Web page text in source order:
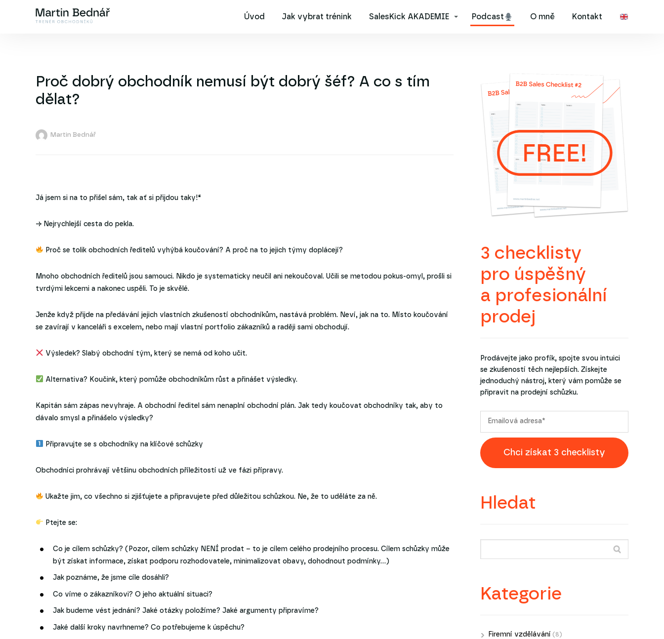
Úvod Jak vybrat trénink SalesKick AKADEMIE Podcast O mně Kontakt
Proč dobrý obchodník nemusí být dobrý šéf? A co s tím
dělat?
Martin Bednář
Já jsem si na to přišel sám, tak ať si přijdou taky!“
→ Nejrychlejší cesta do pekla.
Proč se tolik obchodních ředitelů vyhýbá koučování? A proč na to jejich týmy doplácejí?
Mnoho obchodních ředitelů jsou samouci. Nikdo je systematicky neučil ani nekoučoval. Učili se metodou pokus-omyl, prošli si
tvrdými lekcemi a nakonec uspěli. To je skvělé.
Jenže když přijde na předávání jejich vlastních zkušeností obchodníkům, nastává problém. Neví, jak na to. Místo koučování
se zavírají v kanceláři s excelem, nebo mají vlastní portfolio zákazníků a raději sami obchodují.
Výsledek? Slabý obchodní tým, který se nemá od koho učit.
Alternativa? Koučink, který pomůže obchodníkům růst a přinášet výsledky.
Kapitán sám zápas nevyhraje. A obchodní ředitel sám nenaplní obchodní plán. Jak tedy koučovat obchodníky tak, aby to
dávalo smysl a přinášelo výsledky?
Připravujte se s obchodníky na klíčové schůzky
Obchodníci prohrávají většinu obchodních příležitostí už ve fázi přípravy.
Ukažte jim, co všechno si zjišťujete a připravujete před důležitou schůzkou. Ne, že to uděláte za ně.
Ptejte se:
Co je cílem schůzky? (Pozor, cílem schůzky NENÍ prodat – to je cílem celého prodejního procesu. Cílem schůzky může
být získat informace, získat podporu rozhodovatele, minimalizovat obavy, dohodnout podmínky…)
Jak poznáme, že jsme cíle dosáhli?
Co víme o zákazníkovi? O jeho aktuální situaci?
Jak budeme vést jednání? Jaké otázky položíme? Jaké argumenty připravíme?
Jaké další kroky navrhneme? Co potřebujeme k úspěchu?
3 checklisty
pro úspěšný
a profesionální
prodej
Prodávejte jako profík, spojte svou intuici
se zkušeností těch nejlepších. Získejte
jednoduchý nástroj, který vám pomůže se
připravit na prodejní schůzku.
Chci získat 3 checklisty
Hledat
Kategorie
Firemní vzdělávání (8)